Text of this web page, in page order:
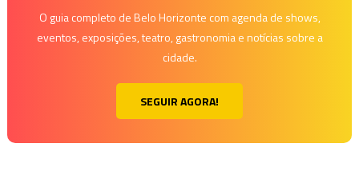
O guia completo de Belo Horizonte com agenda de shows,
eventos, exposições, teatro, gastronomia e notícias sobre a
cidade.
SEGUIR AGORA!